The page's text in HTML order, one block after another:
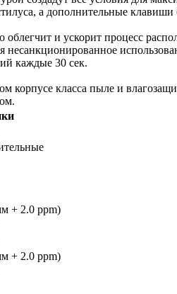
а дополнительные клавиши
и ускорит процесс
каждые 30 сек.
корпусе класса пыле и
+ 2.0 ppm)
+ 2.0 ppm)